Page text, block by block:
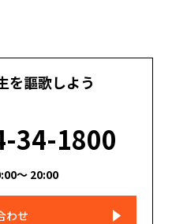
を謳歌しよう
34-1800
～ 20:00
わせ